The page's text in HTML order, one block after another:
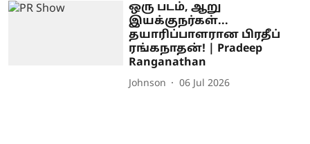
ஒரு படம், ஆறு
இயக்குநர்கள்...
தயாரிப்பாளரான பிரதீப்
ரங்கநாதன்! | Pradeep
Ranganathan
Johnson 06 Jul 2026